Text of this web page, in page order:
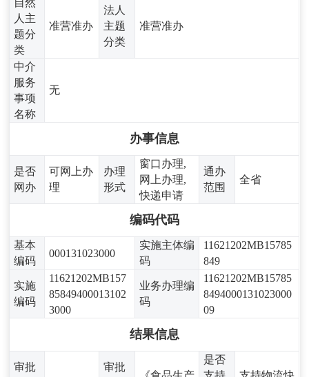
人主
题分
类
准营准办
法人
主题
分类
准营准办
中介
服务
事项
名称
无
办事信息
是否
网办
可网上办
理
办理
形式
窗口办理,
网上办理,
快递申请
通办
范围
全省
编码代码
基本
编码
000131023000
实施主体编
码
11621202MB15785
849
实施
编码
11621202MB157
85849400013102
3000
业务办理编
码
11621202MB15785
8494000131023000
09
结果信息
审批
审批
是否